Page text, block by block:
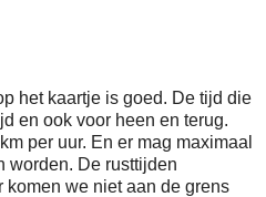
het kaartje is goed. De tijd die
en ook voor heen en terug.
per uur. En er mag maximaal
worden. De rusttijden
komen we niet aan de grens